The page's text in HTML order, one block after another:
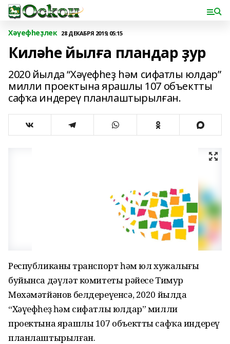
Хәүефһеҙлек 28 ДЕКАБРЯ 2019, 05:15
Киләһе йылға пландар ҙур
2020 йылда “Хәүефһеҙ һәм сифатлы юлдар”
милли проектына ярашлы 107 объектты
сафҡа индереү планлаштырылған.
Республиканың транспорт һәм юл хужалығы
буйынса дәүләт комитеты рәйесе Тимур
Мөхәмәтйәнов белдереүенсә, 2020 йылда
“Хәүефһеҙ һәм сифатлы юлдар” милли
проектына ярашлы 107 объектты сафҡа индереү
планлаштырылған.